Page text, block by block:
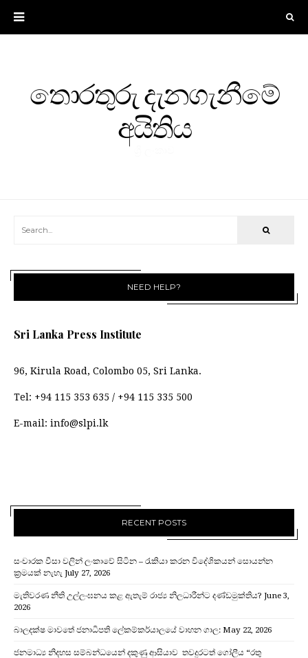
තොරතුරු දැනගැනීමේ
අයිතිය
NEED HELP?
Sri Lanka Press Institute
96, Kirula Road, Colombo 05, Sri Lanka.
Tel: +94 115 353 635 / +94 115 335 500
E-mail: info@slpi.lk
RECENT POSTS
සංචාරක වීසා වලින් ලංකාවේ සිටින – රැකියා කරන විදේශිකයන් සොයන්න
ක්‍රමයක් නැහැ July 27, 2026
මැතිවරණ නීති උල්ලංඝනය කළ ඇතැම් රාජ්‍ය නිලධාරීන්ට දණ්ඩමුක්තිය? June 3,
2026
බාලදක්ෂ මාවතේ ජනාධිපති ලේකම්කර්යාලයේ වාහන ගාල: May 22, 2026
ජනමාධ්‍ය නිදහස සම්බන්ධයෙන් දකුණු ආසියාව තවදුරටත් ගෝලීය “රතු